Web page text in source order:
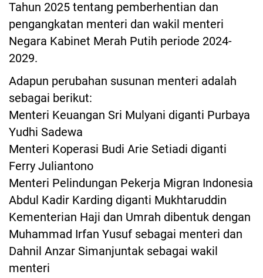
Tahun 2025 tentang pemberhentian dan
pengangkatan menteri dan wakil menteri
Negara Kabinet Merah Putih periode 2024-
2029.
Adapun perubahan susunan menteri adalah
sebagai berikut:
Menteri Keuangan Sri Mulyani diganti Purbaya
Yudhi Sadewa
Menteri Koperasi Budi Arie Setiadi diganti
Ferry Juliantono
Menteri Pelindungan Pekerja Migran Indonesia
Abdul Kadir Karding diganti Mukhtaruddin
Kementerian Haji dan Umrah dibentuk dengan
Muhammad Irfan Yusuf sebagai menteri dan
Dahnil Anzar Simanjuntak sebagai wakil
menteri